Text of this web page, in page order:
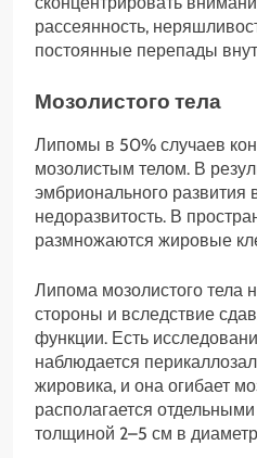
рассеянность,
постоянные перепады
Мозолистого тела
Липомы в 50% случаев
мозолистым телом. В
эмбрионального развития
недоразвитость. В
размножаются жировые
Липома мозолистого тела
стороны и вследствие
функции. Есть
наблюдается
жировика, и она огибает
располагается
толщиной 2–5 см в